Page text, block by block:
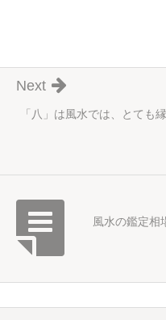
「八」は風水では、とても
Next
風水の鑑定相